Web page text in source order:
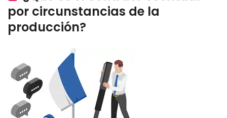
por circunstancias de la
producción?